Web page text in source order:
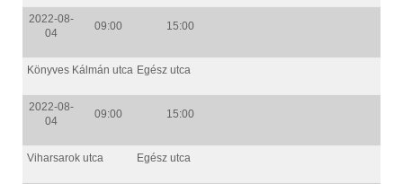
2022-08-
04
09:00 15:00
Könyves Kálmán utca Egész utca
2022-08-
04
09:00 15:00
Viharsarok utca Egész utca